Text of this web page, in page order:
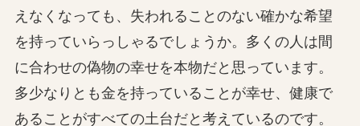
えなくなっても、失われることのない確かな希望
を持っていらっしゃるでしょうか。多くの人は間
に合わせの偽物の幸せを本物だと思っています。
多少なりとも金を持っていることが幸せ、健康で
あることがすべての土台だと考えているのです。